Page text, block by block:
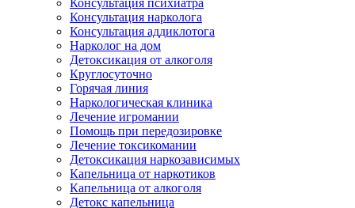
Консультация психиатра
Консультация нарколога
Консультация аддиклотога
Нарколог на дом
Детоксикация от алкоголя
Круглосуточно
Горячая линия
Наркологическая клиника
Лечение игромании
Помощь при передозировке
Лечение токсикомании
Детоксикация наркозависимых
Капельница от наркотиков
Капельница от алкоголя
Детокс капельница